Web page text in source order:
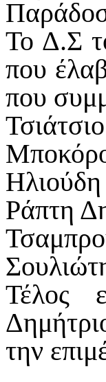
Το Δ.Σ
που
που
Ράπτη
Τέλος
την